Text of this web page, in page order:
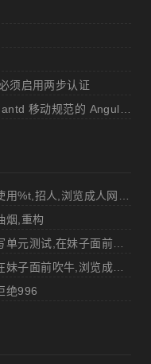
须启用两步认证
烟,重构
绝996